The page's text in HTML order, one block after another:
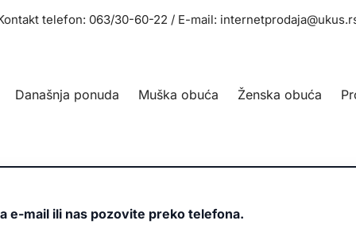
telefon: 063/30-60-22 / E-mail:
Današnja ponuda Muška obuća Ženska obuća
e-mail ili nas pozovite preko telefona.